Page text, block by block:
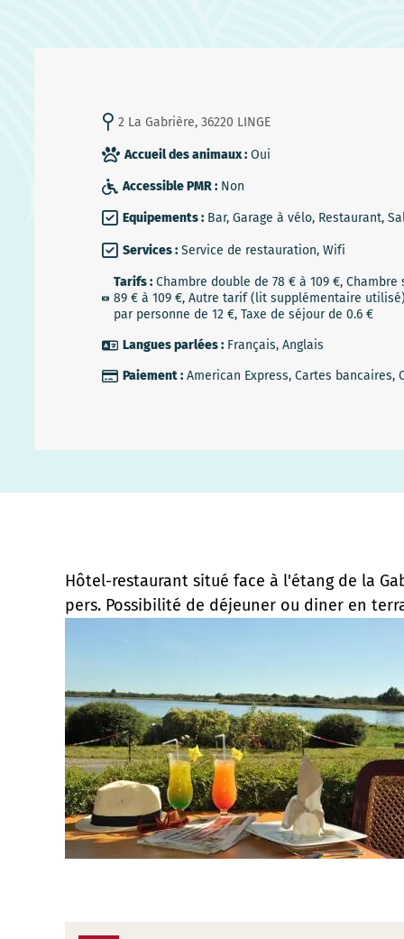
2 La Gabrière, 36220 LINGE
Accueil des animaux : Oui
Accessible PMR : Non
Equipements : Bar, Garage à vélo, Restaurant,
Services : Service de restauration, Wifi
Tarifs :Chambre double de 78 € à 109 €,
89 € à 109 €, Autre tarif (lit supplémentaire
par personne de 12 €, Taxe de séjour de 0.6 €
Langues parlées : Français, Anglais
Paiement : American Express, Cartes bancaires,
Hôtel-restaurant situé face à l'étang de la
pers. Possibilité de déjeuner ou diner en